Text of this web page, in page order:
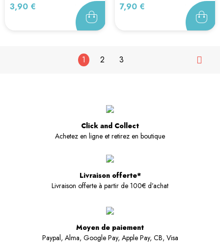
Prix
3,90 € Prix
7,90 €
1 2 3 
Click and Collect
Achetez en ligne et retirez en boutique
Livraison offerte*
Livraison offerte à partir de 100€ d’achat
Moyen de paiement
Paypal, Alma, Google Pay, Apple Pay, CB, Visa